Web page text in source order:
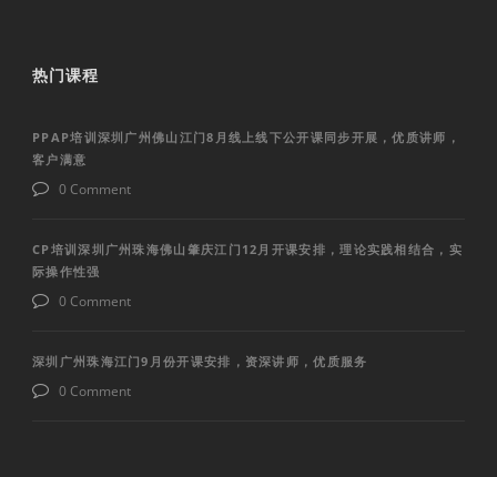
热门课程
PPAP培训深圳广州佛山江门8月线上线下公开课同步开展，优质讲师，
客户满意
0 Comment
CP培训深圳广州珠海佛山肇庆江门12月开课安排，理论实践相结合，实
际操作性强
0 Comment
深圳广州珠海江门9月份开课安排，资深讲师，优质服务
0 Comment